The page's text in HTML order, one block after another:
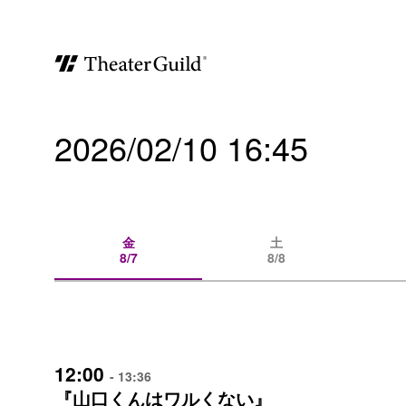
2026/02/10 16:45
金
8/7
土
8/8
12:00 - 13:36
『山口くんはワルくない』